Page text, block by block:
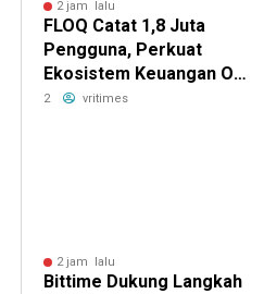
2 jam lalu
FLOQ Catat 1,8 Juta
Pengguna, Perkuat
Ekosistem Keuangan On-
Chain Bersama AWS
2 vritimes
2 jam lalu
Bittime Dukung Langkah